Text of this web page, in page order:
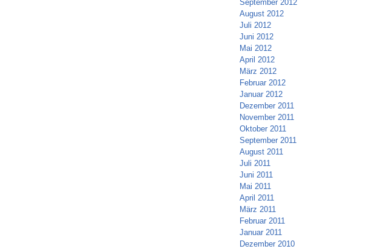
September 2012
August 2012
Juli 2012
Juni 2012
Mai 2012
April 2012
März 2012
Februar 2012
Januar 2012
Dezember 2011
November 2011
Oktober 2011
September 2011
August 2011
Juli 2011
Juni 2011
Mai 2011
April 2011
März 2011
Februar 2011
Januar 2011
Dezember 2010